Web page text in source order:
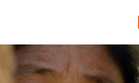
MAISON
JEUX